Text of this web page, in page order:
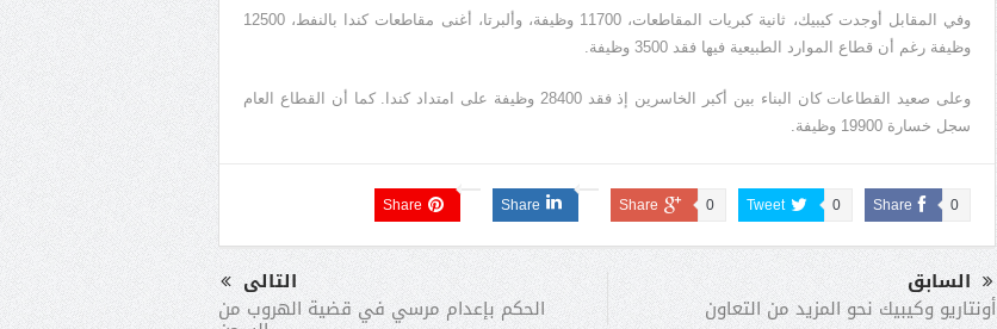
وفي المقابل أوجدت كيبيك، ثانية كبريات المقاطعات، 11700 وظيفة، وألبرتا، أغنى مقاطعات كندا بالنفط، 12500
وظيفة رغم أن قطاع الموارد الطبيعية فيها فقد 3500 وظيفة.
وعلى صعيد القطاعات كان البناء بين أكبر الخاسرين إذ فقد 28400 وظيفة على امتداد كندا. كما أن القطاع العام
سجل خسارة 19900 وظيفة.
Share 0
Tweet 0
Share 0
Share
Share
السابق
أونتاريو وكيبيك نحو المزيد من التعاون
التالى
الحكم بإعدام مرسي في قضية الهروب من